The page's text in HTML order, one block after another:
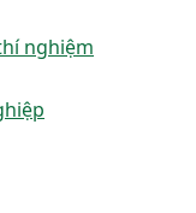
nghiệm